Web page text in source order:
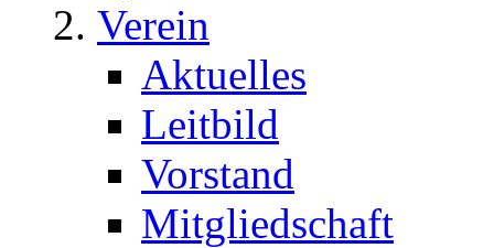
Verein
Aktuelles
Leitbild
Vorstand
Mitgliedschaft